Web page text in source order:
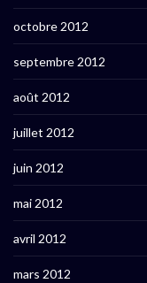
octobre 2012
septembre 2012
août 2012
juillet 2012
juin 2012
mai 2012
avril 2012
mars 2012